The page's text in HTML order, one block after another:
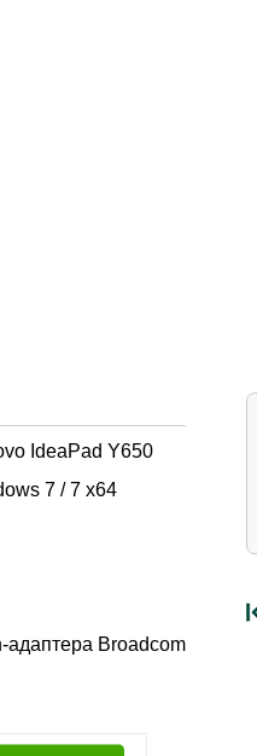
IdeaPad Y650
7 / 7 x64
Broadcom